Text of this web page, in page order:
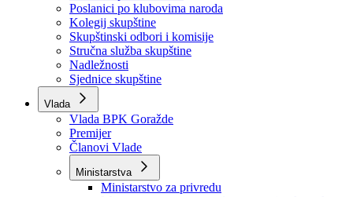
Skupština BPK Goražde
Rukovodstvo
Poslanici po strankama
Poslanici po klubovima naroda
Kolegij skupštine
Skupštinski odbori i komisije
Stručna služba skupštine
Nadležnosti
Sjednice skupštine
Vlada
Vlada BPK Goražde
Premijer
Članovi Vlade